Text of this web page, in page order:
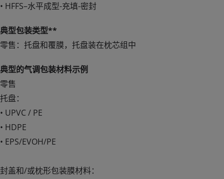
• HFFS–水平成型-充填-密封
典型包装类型**
零售：托盘和覆膜，托盘装在枕芯组中
典型的气调包装材料示例
零售
托盘：
• UPVC / PE
• HDPE
• EPS/EVOH/PE
封盖和/或枕形包装膜材料：